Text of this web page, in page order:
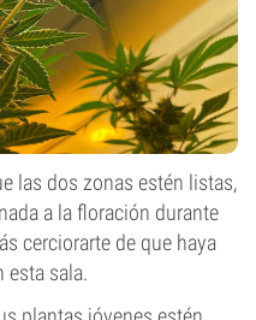
las dos zonas estén listas,
a la floración durante
cerciorarte de que haya
esta sala.